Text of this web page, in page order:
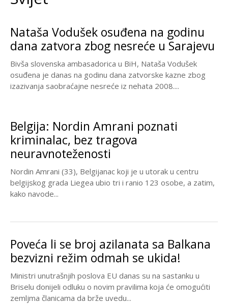
Nataša Vodušek osuđena na godinu
dana zatvora zbog nesreće u Sarajevu
Bivša slovenska ambasadorica u BiH, Nataša Vodušek
osuđena je danas na godinu dana zatvorske kazne zbog
izazivanja saobraćajne nesreće iz nehata 2008....
Belgija: Nordin Amrani poznati
kriminalac, bez tragova
neuravnoteženosti
Nordin Amrani (33), Belgijanac koji je u utorak u centru
belgijskog grada Liegea ubio tri i ranio 123 osobe, a zatim,
kako navode...
Poveća li se broj azilanata sa Balkana
bezvizni režim odmah se ukida!
Ministri unutrašnjih poslova EU danas su na sastanku u
Briselu donijeli odluku o novim pravilima koja će omogućiti
zemljma članicama da brže uvedu...